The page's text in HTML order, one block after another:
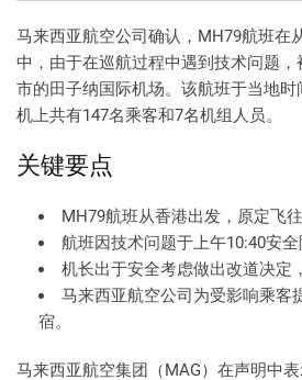
马来西亚航空公司确认，MH79航班在
中，由于在巡航过程中遇到技术问题
市的田子纳国际机场。该航班于当地时
机上共有147名乘客和7名机组人员。
关键要点
MH79航班从香港出发，原定飞往
航班因技术问题于上午10:40安全
机长出于安全考虑做出改道决定
马来西亚航空公司为受影响乘客
宿。
马来西亚航空集团（MAG）在声明中